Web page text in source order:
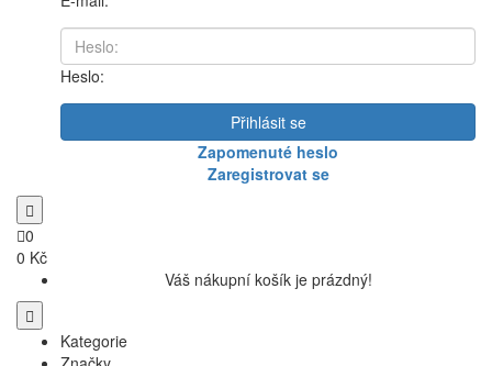
Heslo:
Přihlásit se
Zapomenuté heslo
Zaregistrovat se
0
0 Kč
Váš nákupní košík je prázdný!
Kategorie